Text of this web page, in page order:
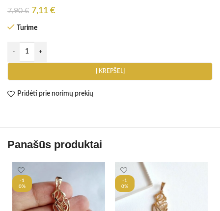
7,90€ 7,11 €
Turime
Į KREPŠELĮ
Pridėti prie norimų prekių
Panašūs produktai
-1
0%
-1
0%